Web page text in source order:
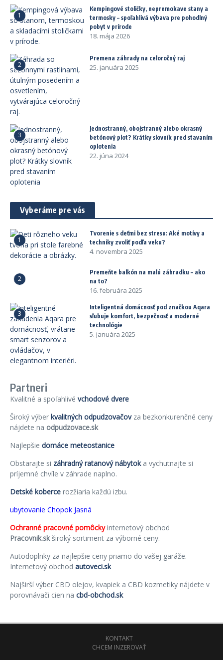
1
Kempingové stoličky, nepremokave stany a
termosky – spoľahlivá výbava pre pohodlný
pobyt v prírode
18. mája 2026
2
Premena záhrady na celoročný raj
25. januára 2025
3
Jednostranný, obojstranný alebo okrasný
betónový plot? Krátky slovník pred stavaním
oplotenia
22. júna 2024
Vyberáme pre vás
1
Tvorenie s deťmi bez stresu: Aké motívy a
techniky zvoliť podľa veku?
4. novembra 2025
2
Premeňte balkón na malú záhradku – ako
na to?
16. februára 2025
3
Inteligentná domácnosť pod značkou Aqara
sľubuje komfort, bezpečnosť a moderné
technológie
5. januára 2025
Partneri
Kvalitné a spoľahlivé vchodové dvere
Široký výber kvalitných odpudzovačovza bezkonkurenčné ceny
nájdete na odpudzovace.sk
Najlepšie domáce meteostanice
Obstarajte si záhradný ratanový nábytoka vychutnajte si
príjemné chvíle v záhrade naplno.
Detské koberce rozžiaria každú izbu.
ubytovanie Chopok Jasná
Ochranné pracovné pomôckyinternetový obchod
Pracovnik.skširoký sortiment za výborné ceny.
Autodoplnky za najlepšie ceny priamo do vašej garáže.
Internetový obchod autoveci.sk
Najširší výber CBD olejov, kvapiek a CBD kozmetiky nájdete v
porovnávači cien na cbd-obchod.sk
KONTAKT
CHCEM INZEROVAŤ